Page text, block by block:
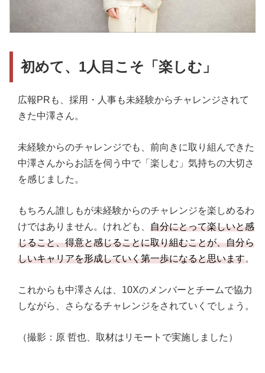
初めて、1人目こそ「楽しむ」
広報PRも、採用・人事も未経験からチャレンジされて
きた中澤さん。
未経験からのチャレンジでも、前向きに取り組んできた
中澤さんからお話を伺う中で「楽しむ」気持ちの大切さ
を感じました。
もちろん誰しもが未経験からのチャレンジを楽しめるわ
けではありません。けれども、 自分にとって楽しいと感
じること、得意と感じることに取り組むことが、自分ら
しいキャリアを形成していく第一歩になると思います。
これからも中澤さんは、10Xのメンバーとチームで協力
しながら、さらなるチャレンジをされていくでしょう。
（撮影：原 哲也、取材はリモートで実施しました）